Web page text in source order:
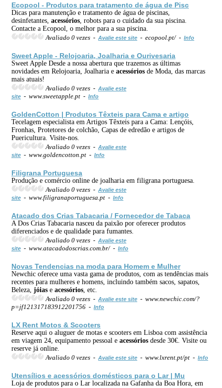
Ecopool - Produtos para tratamento de água de Pisc
Dicas para manutenção e tratamento de água de piscinas,
desinfetantes, acessórios , robots para o cuidado da sua piscina.
Contacte a Ecopool, o melhor para a sua piscina.
Avaliado 0 vezes - Avalie este site - ecopool.pt/ - Info
Sweet Apple - Relojoaria, Joalharia e Ourivesaria
Sweet Apple Desde a nossa abertura que trazemos as últimas
novidades em Relojoaria, Joalharia e acessórios de Moda, das marcas
mais atuais!
Avaliado 0 vezes - Avalie este
site - www.sweetapple.pt - Info
GoldenCotton | Produtos Têxteis para Cama e artigo
Tecelagem especialista em Artigos Têxteis para a Cama: Lençóis,
Fronhas, Protetores de colchão, Capas de edredão e artigos de
Puericultura. Visite-nos.
Avaliado 0 vezes - Avalie este
site - www.goldencotton.pt - Info
Filigrana Portuguesa
Produção e comércio online de joalharia em filigrana portuguesa.
Avaliado 0 vezes - Avalie este
site - www.filigranaportuguesa.pt - Info
Atacado dos Crias Tabacaria / Fornecedor de Tabaca
A Dos Crias Tabacaria nasceu da paixão por oferecer produtos
diferenciados e de qualidade para fumantes.
Avaliado 0 vezes - Avalie este
site - www.atacadodoscrias.com.br/ - Info
Novas Tendencias na moda para Homem e Mulher
Newchic oferece uma vasta gama de produtos, com as tendências mais
recentes para mulheres e homens, incluindo também sacos, sapatos,
Beleza, jóias e acessórios , etc.
Avaliado 0 vezes - Avalie este site - www.newchic.com/?
p=jf121317183912201756 - Info
LX Rent Motos & Scooters
Reserve aqui o aluguer de motas e scooters em Lisboa com assistência
em viagem 24, equipamento pessoal e acessórios desde 30€. Visite ou
reserve já online.
Avaliado 0 vezes - Avalie este site - www.lxrent.pt/pt - Info
Utensílios e acessórios domésticos para o Lar | Mu
Loja de produtos para o Lar localizada na Gafanha da Boa Hora, em